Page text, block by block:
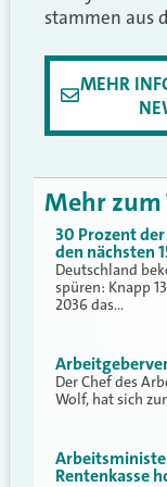
stammen aus
MEHR
Mehr zum
30 Prozent
den nächsten
Deutschland
spüren: Knapp
2036 das…
Der Chef des
Wolf, hat sich
Rentenkasse